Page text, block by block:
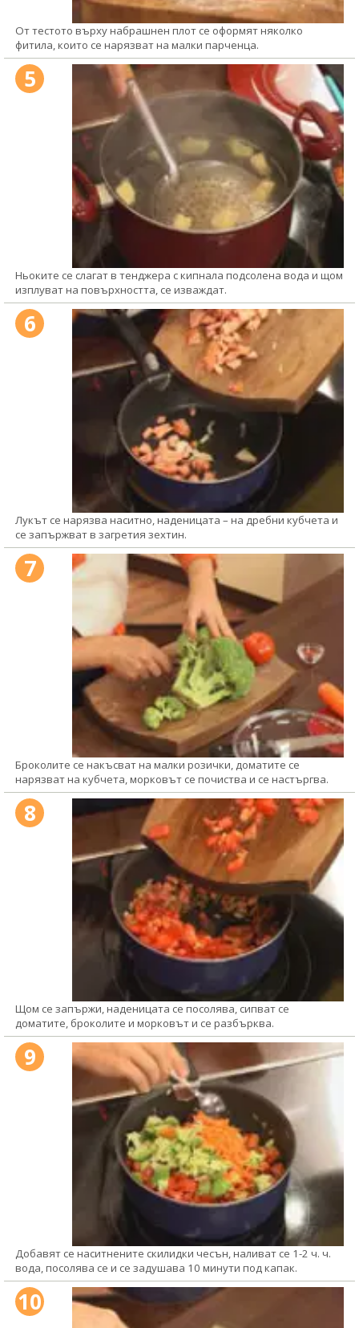
От тестото върху набрашнен плот се оформят няколко
фитила, които се нарязват на малки парченца.
5
Ньоките се слагат в тенджера с кипнала подсолена вода и щом
изплуват на повърхността, се изваждат.
6
Лукът се нарязва наситно, наденицата – на дребни кубчета и
се запържват в загретия зехтин.
7
Броколите се накъсват на малки розички, доматите се
нарязват на кубчета, морковът се почиства и се настъргва.
8
Щом се запържи, наденицата се посолява, сипват се
доматите, броколите и морковът и се разбърква.
9
Добавят се наситнените скилидки чесън, наливат се 1-2 ч. ч.
вода, посолява се и се задушава 10 минути под капак.
10